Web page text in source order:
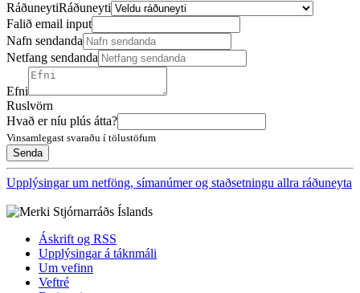
RáðuneytiRáðuneyti
Falið email input
Nafn sendanda
Netfang sendanda
Efni
Ruslvörn
Hvað er níu plús átta?
Vinsamlegast svaraðu í tölustöfum
Upplýsingar um netföng, símanúmer og staðsetningu allra ráðuneyta
Áskrift og RSS
Upplýsingar á táknmáli
Um vefinn
Veftré